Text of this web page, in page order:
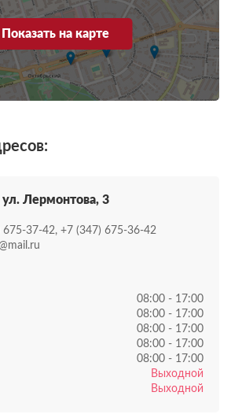
Показать на карте
ул. Лермонтова, 3
675-37-42, +7 (347) 675-36-42
08:00 - 17:00
08:00 - 17:00
08:00 - 17:00
08:00 - 17:00
08:00 - 17:00
Выходной
Выходной